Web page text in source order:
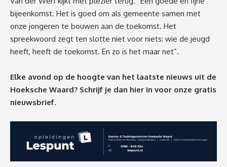
bijeenkomst. Het is goed om als gemeente samen met
onze jongeren te bouwen aan de toekomst. Het
spreekwoord zegt ten slotte niet voor niets: wie de jeugd
heeft, heeft de toekomst. En zo is het maar net”.
Elke avond op de hoogte van het laatste nieuws uit de
Hoeksche Waard? Schrijf je dan hier in voor onze gratis
nieuwsbrief.